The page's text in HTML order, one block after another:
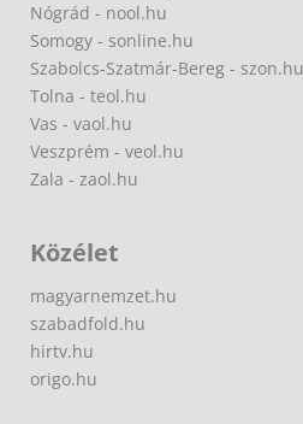
Nógrád - nool.hu
Somogy - sonline.hu
Szabolcs-Szatmár-Bereg - szon.hu
Tolna - teol.hu
Vas - vaol.hu
Veszprém - veol.hu
Zala - zaol.hu
Közélet
magyarnemzet.hu
szabadfold.hu
hirtv.hu
origo.hu